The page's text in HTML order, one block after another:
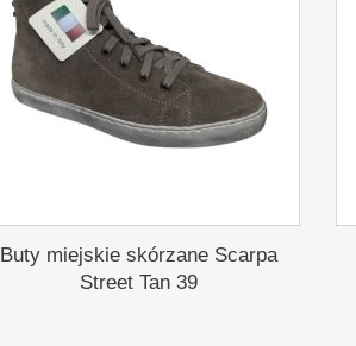
Buty miejskie skórzane Scarpa
Street Tan 39